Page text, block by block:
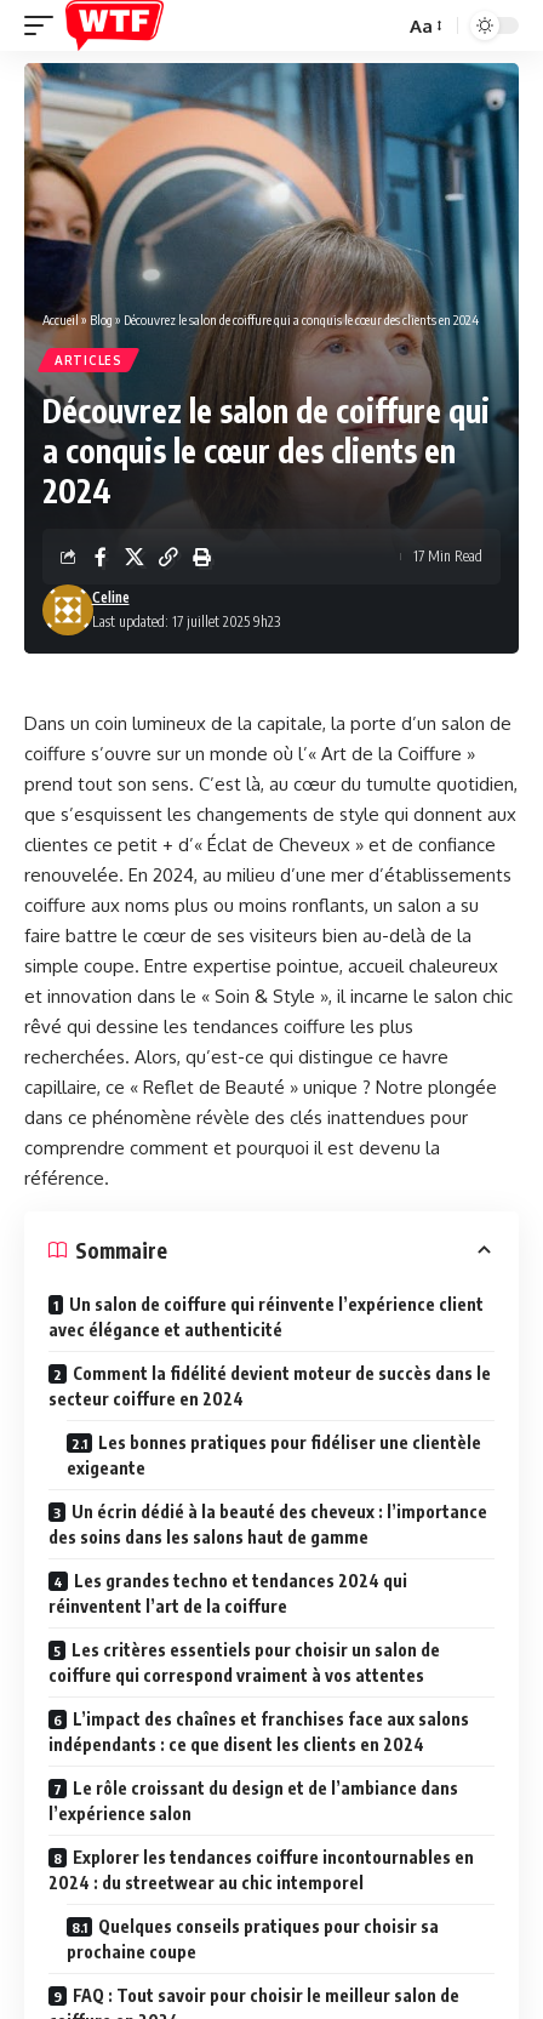
Font
Resizer
Aa
Accueil» Blog » Découvrez le salon de coiffure qui a conquis le cœur des clients en 2024
ARTICLES
Découvrez le salon de coiffure qui
a conquis le cœur des clients en
2024
Last updated: 17 juillet 2025 9h23
Celine
17 Min Read
Dans un coin lumineux de la capitale, la porte d’un salon de
coiffure s’ouvre sur un monde où l’« Art de la Coiffure »
prend tout son sens. C’est là, au cœur du tumulte quotidien,
que s’esquissent les changements de style qui donnent aux
clientes ce petit + d’« Éclat de Cheveux » et de confiance
renouvelée. En 2024, au milieu d’une mer d’établissements
coiffure aux noms plus ou moins ronflants, un salon a su
faire battre le cœur de ses visiteurs bien au-delà de la
simple coupe. Entre expertise pointue, accueil chaleureux
et innovation dans le « Soin & Style », il incarne le salon chic
rêvé qui dessine les tendances coiffure les plus
recherchées. Alors, qu’est-ce qui distingue ce havre
capillaire, ce « Reflet de Beauté » unique ? Notre plongée
dans ce phénomène révèle des clés inattendues pour
comprendre comment et pourquoi il est devenu la
référence.
Sommaire
Un salon de coiffure qui réinvente l’expérience client
avec élégance et authenticité
Comment la fidélité devient moteur de succès dans le
secteur coiffure en 2024
Les bonnes pratiques pour fidéliser une clientèle
exigeante
Un écrin dédié à la beauté des cheveux : l’importance
des soins dans les salons haut de gamme
Les grandes techno et tendances 2024 qui
réinventent l’art de la coiffure
Les critères essentiels pour choisir un salon de
coiffure qui correspond vraiment à vos attentes
L’impact des chaînes et franchises face aux salons
indépendants : ce que disent les clients en 2024
Le rôle croissant du design et de l’ambiance dans
l’expérience salon
Explorer les tendances coiffure incontournables en
2024 : du streetwear au chic intemporel
Quelques conseils pratiques pour choisir sa
prochaine coupe
FAQ : Tout savoir pour choisir le meilleur salon de